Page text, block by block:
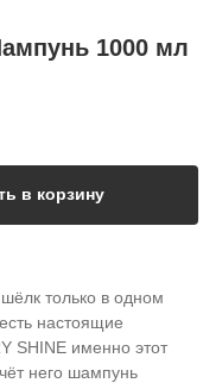
1000 мл
в корзину
только в одном
настоящие
SHINE именно этот
него шампунь